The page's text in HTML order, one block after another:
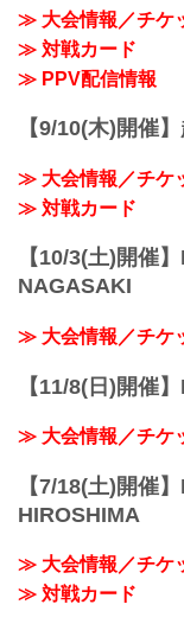
≫ 大会情報／チケ
≫ 対戦カード
≫ PPV配信情報
【9/10(木)開催
≫ 大会情報／チケ
≫ 対戦カード
【10/3(土)開催
NAGASAKI
≫ 大会情報／チケ
【11/8(日)開催
≫ 大会情報／チケ
【7/18(土)開催
HIROSHIMA
≫ 大会情報／チケ
≫ 対戦カード